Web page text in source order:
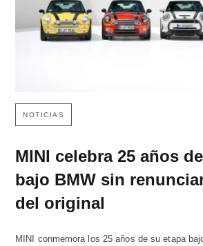
NOTICIAS
MINI celebra 25 años
bajo BMW sin
del original
MINI conmemora los 25 años de su etapa